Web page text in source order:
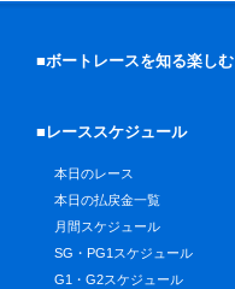
■ボートレースを知る楽しむ
■レーススケジュール
本日のレース
本日の払戻金一覧
月間スケジュール
SG・PG1スケジュール
G1・G2スケジュール